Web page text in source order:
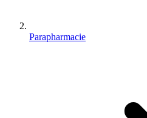
Parapharmacie